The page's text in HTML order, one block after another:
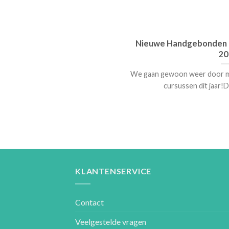
Nieuwe
We gaan gewoon weer door
cursussen dit
KLANTENSERVICE
Contact
Veelgestelde vragen